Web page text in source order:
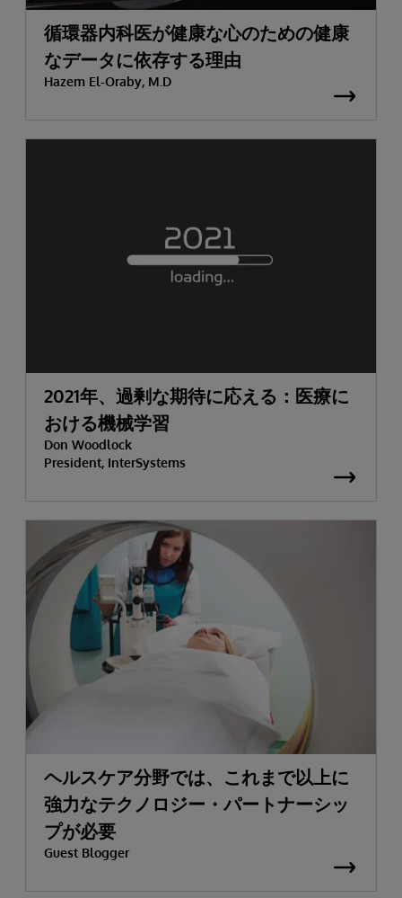
循環器内科医が健康な心のための健康
なデータに依存する理由
Hazem El-Oraby, M.D
2021年、過剰な期待に応える：医療に
おける機械学習
Don Woodlock
President, InterSystems
ヘルスケア分野では、これまで以上に
強力なテクノロジー・パートナーシッ
プが必要
Guest Blogger